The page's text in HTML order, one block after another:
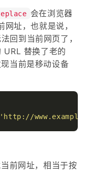
会在浏览器
网址，也就是说，
回到当前网页了，
URL 替换了老的
当前是移动设备
'http://
前网址，相当于按